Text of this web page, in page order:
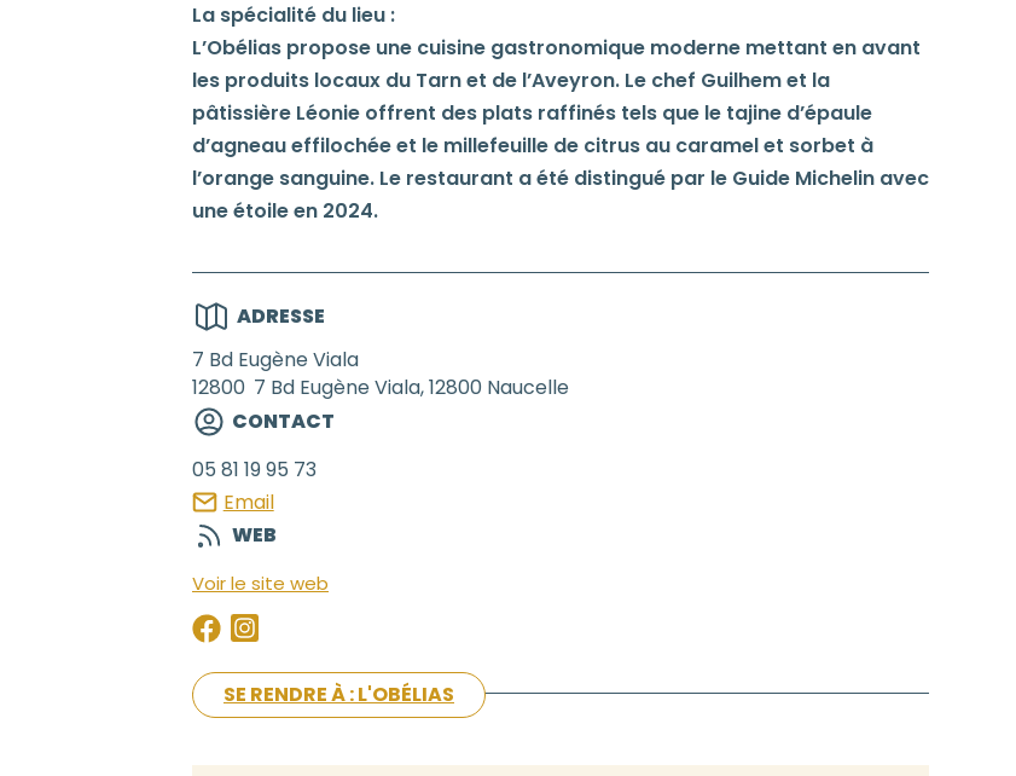
La spécialité du lieu :
L’Obélias propose une cuisine gastronomique moderne mettant en avant
les produits locaux du Tarn et de l’Aveyron. Le chef Guilhem et la
pâtissière Léonie offrent des plats raffinés tels que le tajine d’épaule
d’agneau effilochée et le millefeuille de citrus au caramel et sorbet à
l’orange sanguine. Le restaurant a été distingué par le Guide Michelin avec
une étoile en 2024.
ADRESSE
7 Bd Eugène Viala
12800 7 Bd Eugène Viala, 12800 Naucelle
CONTACT
05 81 19 95 73
Email
WEB
Voir le site web
SE RENDRE À : L'OBÉLIAS